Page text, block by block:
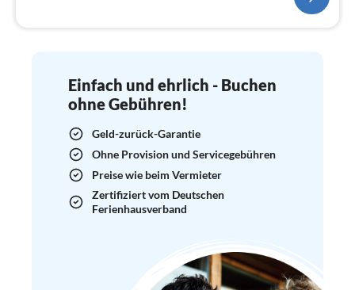
Einfach und ehrlich - Buchen
ohne Gebühren!
Geld-zurück-Garantie
Ohne Provision und Servicegebühren
Preise wie beim Vermieter
Zertifiziert vom Deutschen
Ferienhausverband